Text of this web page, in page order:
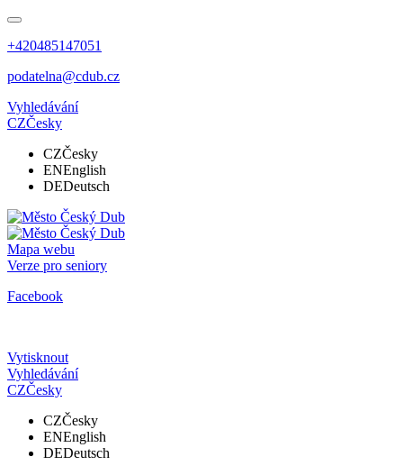
+420485147051
podatelna@cdub.cz
Vyhledávání
CZČesky
CZČesky
ENEnglish
DEDeutsch
Mapa webu
Verze pro seniory
Facebook
Vytisknout
Vyhledávání
CZČesky
CZČesky
ENEnglish
DEDeutsch